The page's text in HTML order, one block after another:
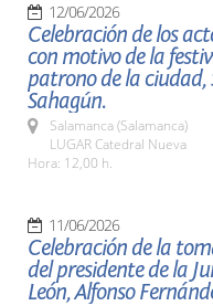
12/06/2026
Celebración de los
con motivo de la
patrono de la ciudad,
Sahagún.
Salamanca (Salamanca)
LUGAR Catedral Nueva
Hora: 12,00 h.
11/06/2026
Celebración de la
del presidente de la
León, Alfonso